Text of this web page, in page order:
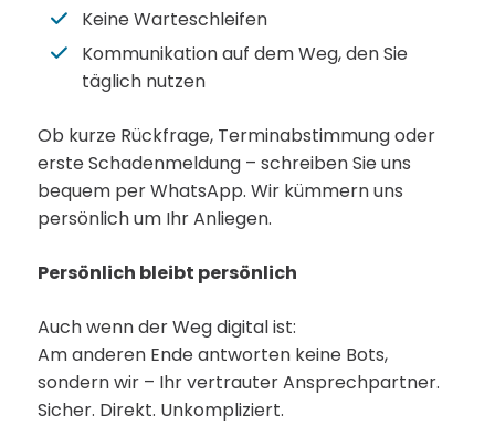
Keine Warteschleifen
Kommunikation auf dem Weg, den Sie
täglich nutzen
Ob kurze Rückfrage, Terminabstimmung oder
erste Schadenmeldung – schreiben Sie uns
bequem per WhatsApp. Wir kümmern uns
persönlich um Ihr Anliegen.
Persönlich bleibt persönlich
Auch wenn der Weg digital ist:
Am anderen Ende antworten keine Bots,
sondern wir – Ihr vertrauter Ansprechpartner.
Sicher. Direkt. Unkompliziert.